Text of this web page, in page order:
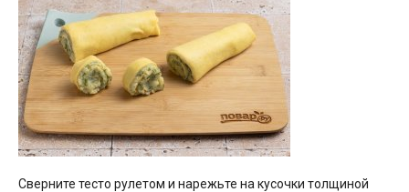
Сверните тесто рулетом и нарежьте на кусочки толщиной